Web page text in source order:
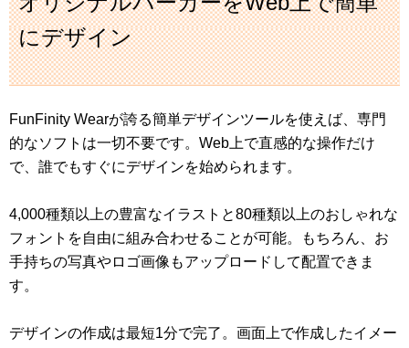
にデザイン
FunFinity Wearが誇る簡単デザインツールを使えば、専門
的なソフトは一切不要です。Web上で直感的な操作だけ
で、誰でもすぐにデザインを始められます。
4,000種類以上の豊富なイラストと80種類以上のおしゃれな
フォントを自由に組み合わせることが可能。もちろん、お
手持ちの写真やロゴ画像もアップロードして配置できま
す。
デザインの作成は最短1分で完了。画面上で作成したイメー